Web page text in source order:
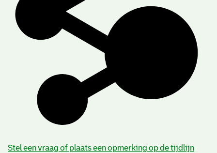
Stel een vraag of plaats een opmerking op de tijdlijn